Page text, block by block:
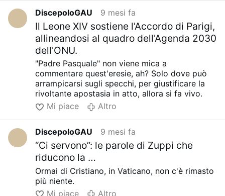
DiscepoloGAU 9 mesi fa
Il Leone XIV sostiene l'Accordo di Parigi,
allineandosi al quadro dell'Agenda 2030
dell'ONU.
"Padre Pasquale" non viene mica a
commentare quest'eresie, ah? Solo dove può
arrampicarsi sugli specchi, per giustificare la
rivoltante apostasia in atto, allora si fa vivo.
Mi piace
Altro
DiscepoloGAU 9 mesi fa
“Ci servono”: le parole di Zuppi che
riducono la …
Ormai di Cristiano, in Vaticano, non c'è rimasto
più niente.
Mi piace
Altro